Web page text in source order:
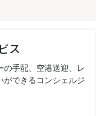
ス
手配、空港送迎、レ
ができるコンシェルジ